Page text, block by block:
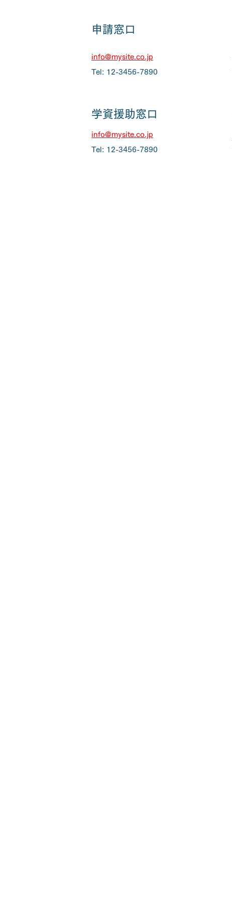
申請窓口
info@mysite.co.jp
Tel: 12-3456-7890
学資援助窓口
info@mysite.co.jp
Tel: 12-3456-7890